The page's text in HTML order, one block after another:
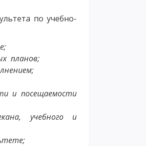
по учебно-
планов;
и посещаемости
учебного и